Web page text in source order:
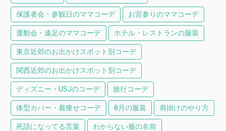
保護者会・参観日のママコーデ お宮参りのママコーデ
運動会・遠足のママコーデ ホテル・レストランの服装
東京近郊のお出かけスポット別コーデ
関西近郊のお出かけスポット別コーデ
ディズニー・USJのコーデ 旅行コーデ
体型カバー・着痩せコーデ 8月の服装 肩掛けのやり方
死語になってる言葉 わからない服の名前